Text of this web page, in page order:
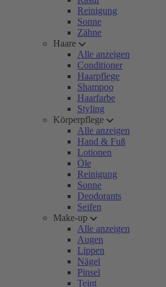
Reinigung
Sonne
Zähne
Haare
Alle anzeigen
Conditioner
Haarpflege
Shampoo
Haarfarbe
Styling
Körperpflege
Alle anzeigen
Hand & Fuß
Lotionen
Öle
Reinigung
Sonne
Deodorants
Seifen
Make-up
Alle anzeigen
Augen
Lippen
Nägel
Pinsel
Teint